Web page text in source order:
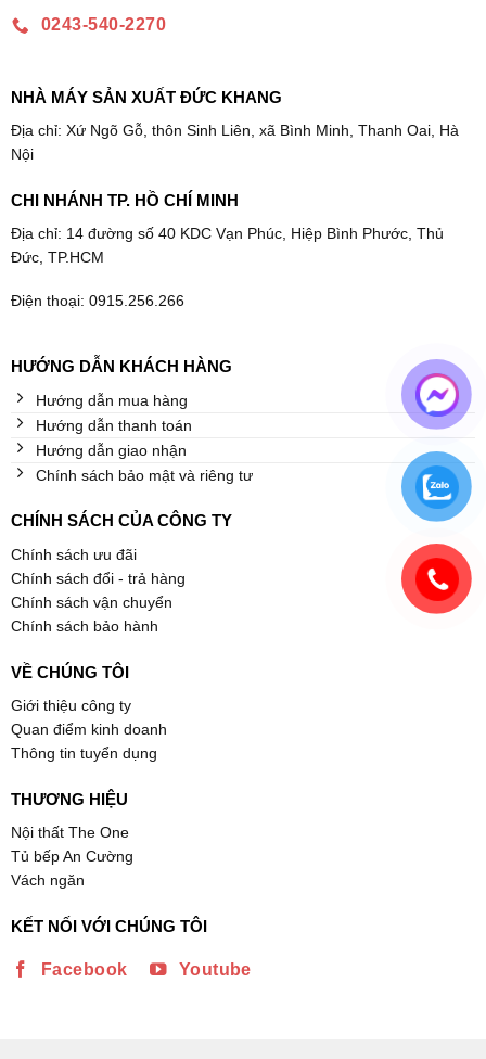
0243-540-2270
NHÀ MÁY SẢN XUẤT ĐỨC KHANG
Địa chỉ: Xứ Ngõ Gỗ, thôn Sinh Liên, xã Bình Minh, Thanh Oai, Hà
Nội
CHI NHÁNH TP. HỒ CHÍ MINH
Địa chỉ: 14 đường số 40 KDC Vạn Phúc, Hiệp Bình Phước, Thủ
Đức, TP.HCM
Điện thoại: 0915.256.266
HƯỚNG DẪN KHÁCH HÀNG
Hướng dẫn mua hàng
Hướng dẫn thanh toán
Hướng dẫn giao nhận
Chính sách bảo mật và riêng tư
CHÍNH SÁCH CỦA CÔNG TY
Chính sách ưu đãi
Chính sách đổi - trả hàng
Chính sách vận chuyển
Chính sách bảo hành
VỀ CHÚNG TÔI
Giới thiệu công ty
Quan điểm kinh doanh
Thông tin tuyển dụng
THƯƠNG HIỆU
Nội thất The One
Tủ bếp An Cường
Vách ngăn
KẾT NỐI VỚI CHÚNG TÔI
Facebook Youtube